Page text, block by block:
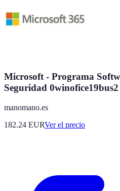
Microsoft - Programa
Seguridad 0winofice19bus2
manomano.es
182.24 EURVer el precio